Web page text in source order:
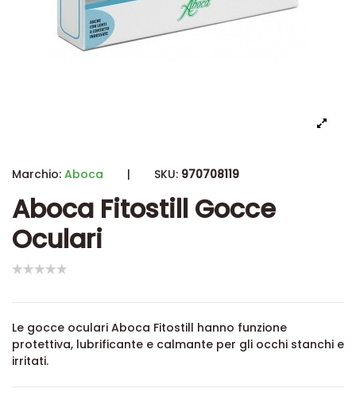
Marchio: Aboca | SKU: 970708119
Aboca Fitostill Gocce
Oculari
Le gocce oculari Aboca Fitostill hanno funzione
protettiva, lubrificante e calmante per gli occhi stanchi e
irritati.